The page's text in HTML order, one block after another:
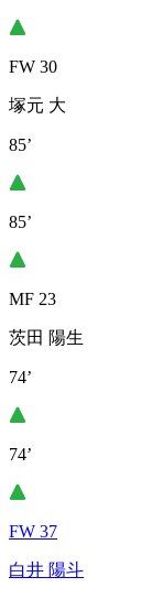
FW 30
塚元 大
85’
85’
MF 23
茨田 陽生
74’
74’
FW 37
白井 陽斗